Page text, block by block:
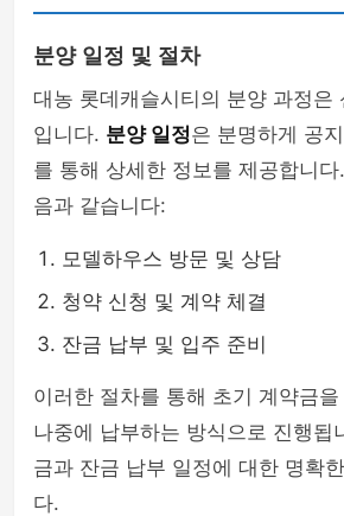
분양 일정 및 절차
대농 롯데캐슬시티의 분양 과정은
입니다. 분양 일정은 분명하게 공
를 통해 상세한 정보를 제공합니
음과 같습니다:
모델하우스 방문 및 상담
청약 신청 및 계약 체결
잔금 납부 및 입주 준비
이러한 절차를 통해 초기 계약금
나중에 납부하는 방식으로 진행됩
금과 잔금 납부 일정에 대한 명확
다.